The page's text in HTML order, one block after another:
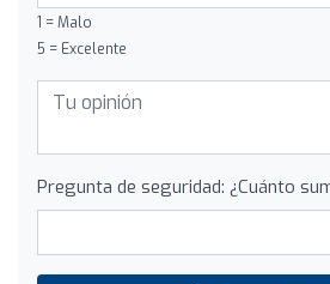
1 = Malo
5 = Excelente
Pregunta de seguridad: ¿Cuánto